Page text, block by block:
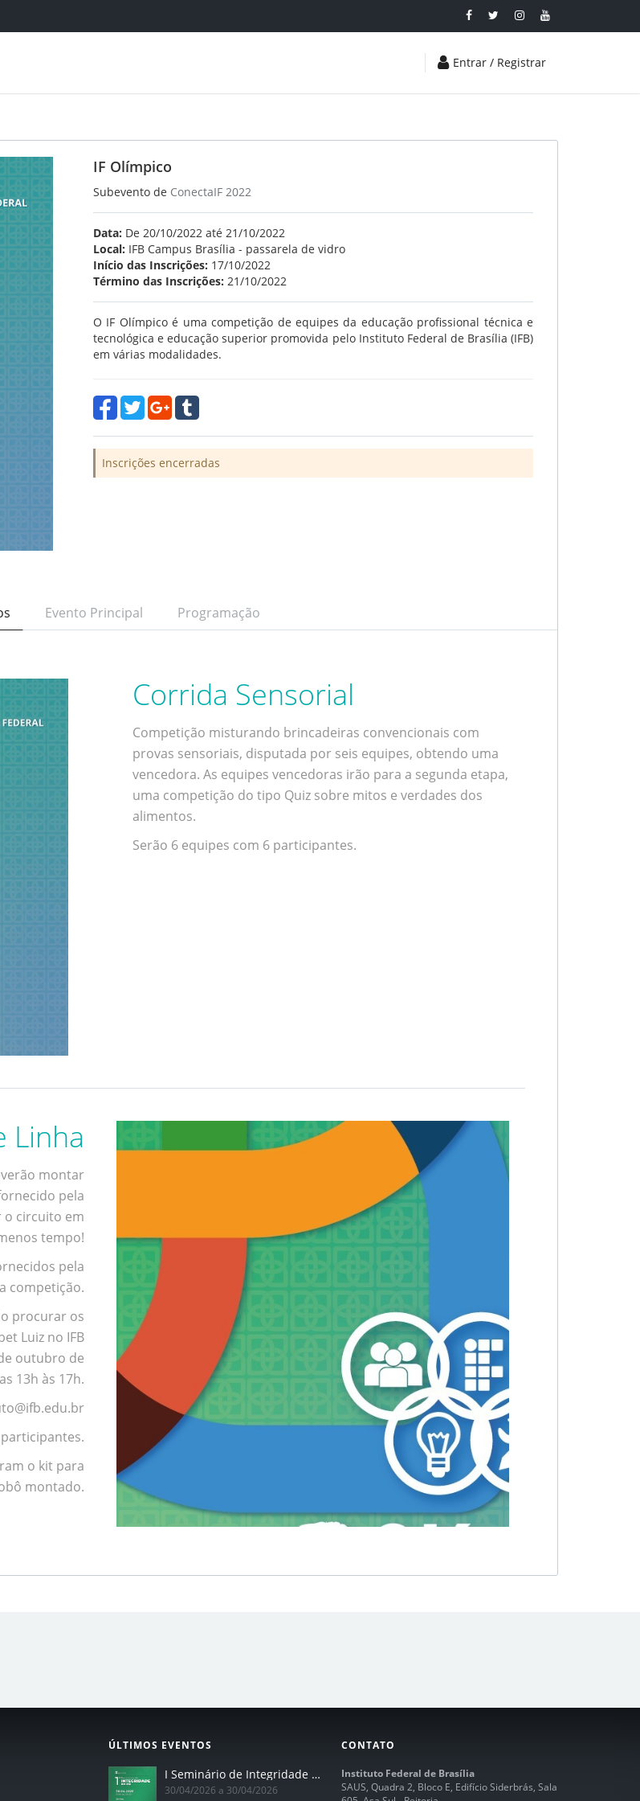
Entrar / Registrar
IF Olímpico
Subevento de ConectaIF 2022
Data: De 20/10/2022 até 21/10/2022
Local: IFB Campus Brasília - passarela de vidro
Início das Inscrições: 17/10/2022
Término das Inscrições: 21/10/2022
O IF Olímpico é uma competição de equipes da educação profissional técnica e
tecnológica e educação superior promovida pelo Instituto Federal de Brasília (IFB)
em várias modalidades.
Inscrições encerradas
Evento Principal Programação
Corrida Sensorial
Competição misturando brincadeiras convencionais com
provas sensoriais, disputada por seis equipes, obtendo uma
vencedora. As equipes vencedoras irão para a segunda etapa,
uma competição do tipo Quiz sobre mitos e verdades dos
alimentos.
Serão 6 equipes com 6 participantes.
Linha
montar
pela
o circuito em
tempo!
pela
competição.
procurar os
Luiz no IFB
outubro de
13h às 17h.
o kit para
montado.
ÚLTIMOS EVENTOS
I Seminário de Integridade do IFB
30/04/2026 a 30/04/2026
CONTATO
Instituto Federal de Brasília
SAUS, Quadra 2, Bloco E, Edifício Siderbrás, Sala